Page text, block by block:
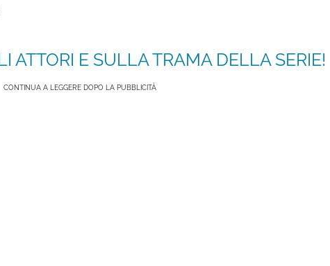
ATTORI E SULLA TRAMA DELLA SERIE!
CONTINUA A LEGGERE DOPO LA PUBBLICITÀ